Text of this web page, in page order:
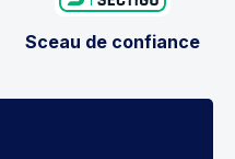
Sceau de confiance